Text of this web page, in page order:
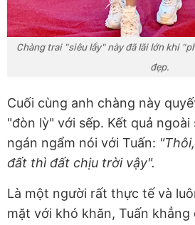
Chàng trai "siêu lầy" này đã lãi lớn khi
đẹp.
Cuối cùng anh chàng này
"đòn lỳ" với sếp. Kết quả
ngán ngẩm nói với Tuấn:
đất thì đất chịu trời vậy".
Là một người rất thực tế và
mặt với khó khăn, Tuấn khẳng